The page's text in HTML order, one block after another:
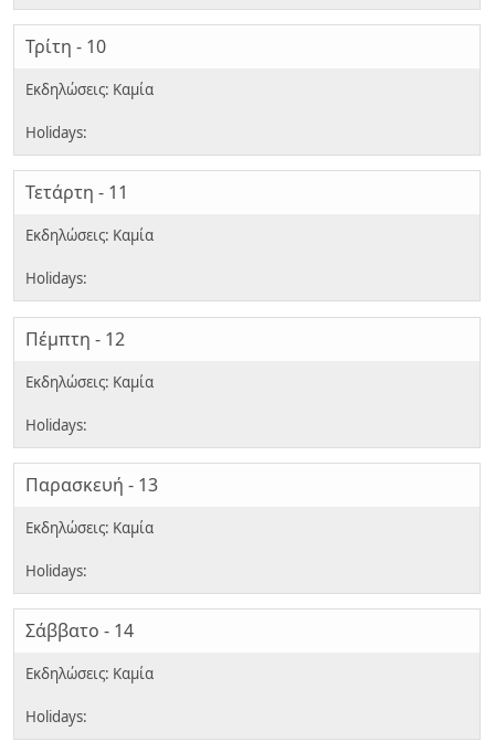
Τρίτη - 10
Τετάρτη - 11
Πέμπτη - 12
Παρασκευή - 13
Σάββατο - 14